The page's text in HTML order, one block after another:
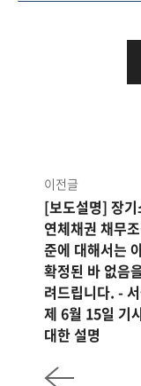
이전글
[보도설명] 장기
연체채권 채무
준에 대해서는
확정된 바 없음
려드립니다. -
제 6월 15일 기
대한 설명